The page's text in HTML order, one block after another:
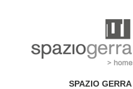
SPAZIO GERRA